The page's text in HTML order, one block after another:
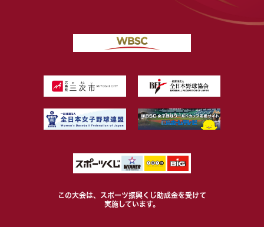
この大会は、スポーツ振興くじ助成金を受けて
実施しています。